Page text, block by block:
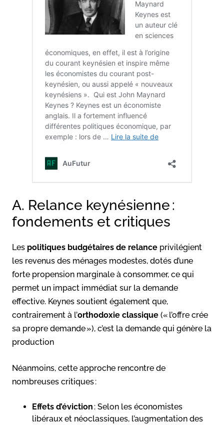
A. Relance keynésienne :
fondements et critiques
Les politiques budgétaires de relance privilégient
les revenus des ménages modestes, dotés d’une
forte propension marginale à consommer, ce qui
permet un impact immédiat sur la demande
effective. Keynes soutient également que,
contrairement à l’orthodoxie classique (« l’offre crée
sa propre demande »), c’est la demande qui génère la
production
Néanmoins, cette approche rencontre de
nombreuses critiques :
Effets d’éviction : Selon les économistes
libéraux et néoclassiques, l’augmentation des